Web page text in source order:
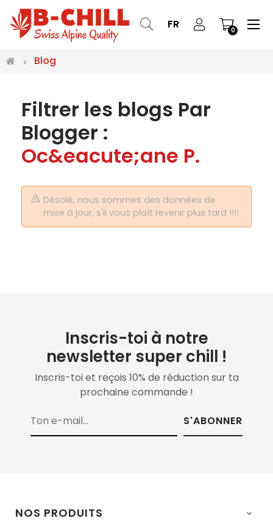
FR 0 ☰
Blog
Filtrer les blogs Par
Blogger :
Oc&eacute;ane P.
Désolé, nous sommes des données de
mise à jour, s'il vous plaît revenir plus tard !!!!
Inscris-toi à notre
newsletter super chill !
Inscris-toi et reçois 10% de réduction sur ta
prochaine commande !
S'ABONNER
NOS PRODUITS 